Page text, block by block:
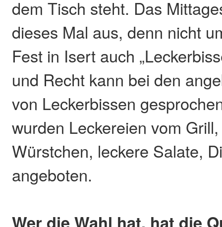
dem Tisch steht. Das
dieses Mal aus, denn nicht
Fest in Isert auch
und Recht kann bei den
von Leckerbissen
wurden Leckereien vom
Würstchen, leckere Salate,
angeboten.
Wer die Wahl hat, hat die